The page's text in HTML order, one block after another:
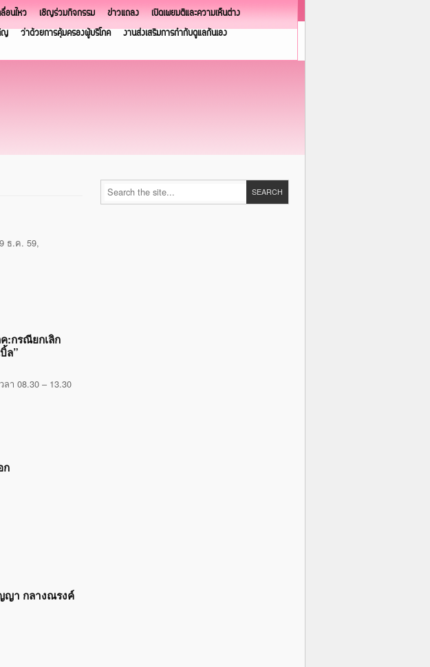
อนไหว เชิญร่วมกิจกรรม ข่าวแถลง
เปิดเผยมติและความเห็นต่าง
ญ ว่าด้วยการคุ้มครองผู้บริโภค
งานส่งเสริมการกำกับดูแลกันเอง
ธ.ค. 59,
:กรณียกเลิก
ล”
ลา 08.30 – 13.30
ก
ญา กลางณรงค์